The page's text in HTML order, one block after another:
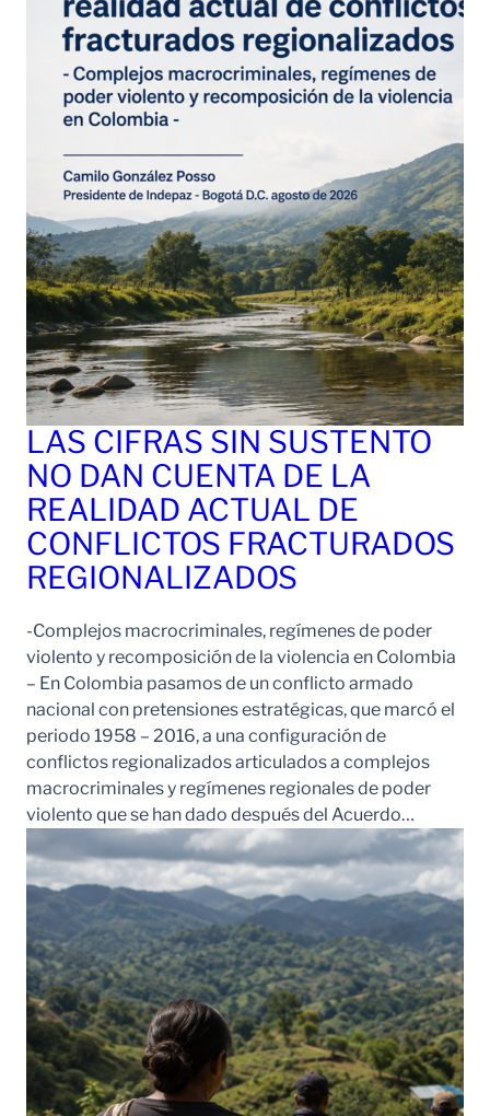
LAS CIFRAS SIN SUSTENTO
NO DAN CUENTA DE LA
REALIDAD ACTUAL DE
CONFLICTOS FRACTURADOS
REGIONALIZADOS
-Complejos macrocriminales, regímenes de poder
violento y recomposición de la violencia en Colombia
– En Colombia pasamos de un conflicto armado
nacional con pretensiones estratégicas, que marcó el
periodo 1958 – 2016, a una configuración de
conflictos regionalizados articulados a complejos
macrocriminales y regímenes regionales de poder
violento que se han dado después del Acuerdo…